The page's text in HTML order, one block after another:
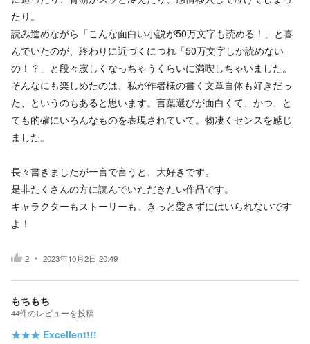
たり。
読み進めながら「こんな面白い小説が50万文字も読める！」と喜
んでいたのが、終わりに近づくにつれ「50万文字しか読めない
の！？」と段々寂しくなっちゃうくらいに満喫しちゃいました。
そんなにも楽しめたのは、私が作者様の書く文章自体も好きだっ
た、というのもあると思います。言葉選びが面白くて、かつ、と
ても的確にいろんなものを表現されていて。物凄くセンスを感じ
ました。
長々書きましたが一言で言うと、大好きです。
是非たくさんの方に読んでいただきたい作品です。
キャラクターもストーリーも。きっと愛さずにはいられないです
よ！
2 2023年10月2日 20:49
もちもち
44件のレビューを投稿
★★★ Excellent!!!